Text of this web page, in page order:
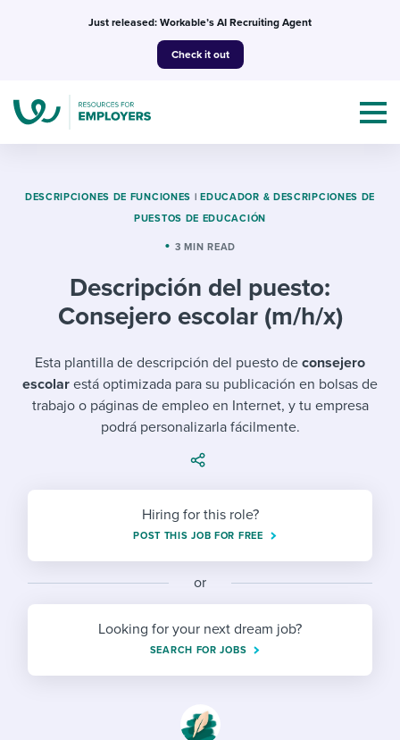
Just released: Workable’s AI Recruiting Agent
Check it out
Topics
Mobilizing AI in my work
Evaluating candidates
Working together with others
Maintaining hiring pipelines
Developing & retaining people
Ensuring compliance
Finding and attracting people
Establishing an employer brand
Candidate/employee experiences
Templates & Guides
I WANT...
Job description templates
Policy templates
Onboarding checklists
Step-by-step tutorials
Free ebooks & reports
HR terms
I’m a jobseeker
I WANT TO LEARN ABOUT...
Pay & benefits
Career development
Modern working life
Overall career resources
Attend webinars & events
Workable customer stories
Explore Workable
Request a demo
Start a free trial
DESCRIPCIONES DE FUNCIONES | EDUCADOR & DESCRIPCIONES DE
PUESTOS DE EDUCACIÓN
3 MIN READ
Descripción del puesto:
Consejero escolar (m/h/x)
Esta plantilla de descripción del puesto de consejero
escolar está optimizada para su publicación en bolsas de
trabajo o páginas de empleo en Internet, y tu empresa
podrá personalizarla fácilmente.
Hiring for this role?
POST THIS JOB FOR FREE
or
Looking for your next dream job?
SEARCH FOR JOBS